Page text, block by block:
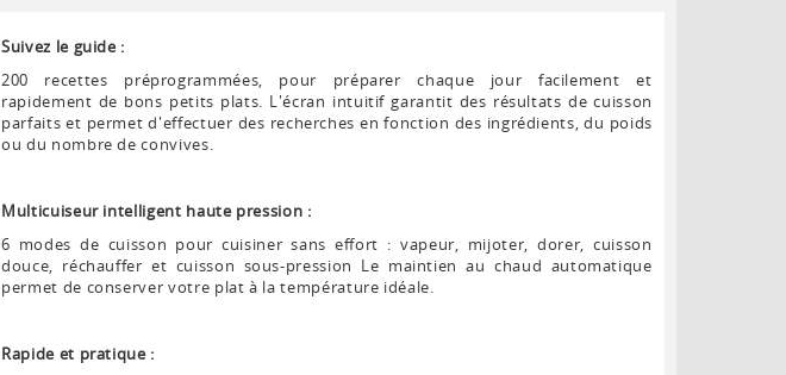
Suivez le guide :
200 recettes préprogrammées, pour préparer chaque jour facilement et
rapidement de bons petits plats. L'écran intuitif garantit des résultats de cuisson
parfaits et permet d'effectuer des recherches en fonction des ingrédients, du poids
ou du nombre de convives.
Multicuiseur intelligent haute pression :
6 modes de cuisson pour cuisiner sans effort : vapeur, mijoter, dorer, cuisson
douce, réchauffer et cuisson sous-pression Le maintien au chaud automatique
permet de conserver votre plat à la température idéale.
Rapide et pratique :